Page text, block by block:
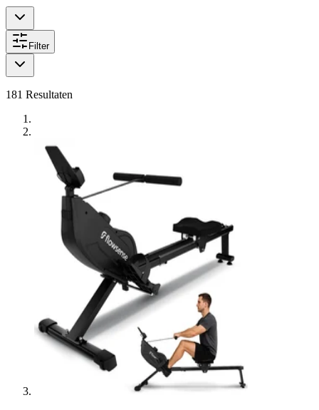
Filter
181 Resultaten